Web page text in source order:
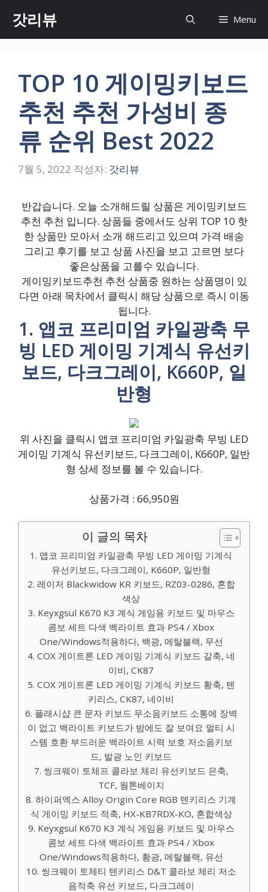
츠
갓리뷰 Menu
TOP 10 게이밍키보드
추천 추천 가성비 종
류 순위 Best 2022
7월 5, 2022 작성자: 갓리뷰
반갑습니다. 오늘 소개해드릴 상품은 게이밍키보드
추천 추천 입니다. 상품들 중에서도 상위 TOP 10 핫
한 상품만 모아서 소개 해드리고 있으며 가격 배송
그리고 후기를 보고 상품 사진을 보고 고르면 보다
좋은상품을 고를수 있습니다.
게이밍키보드추천 추천 상품중 원하는 상품명이 있
다면 아래 목차에서 클릭시 해당 상품으로 즉시 이동
됩니다.
1. 앱코 프리미엄 카일광축 무
빙 LED 게이밍 기계식 유선키
보드, 다크그레이, K660P, 일
반형
위 사진을 클릭시 앱코 프리미엄 카일광축 무빙 LED
게이밍 기계식 유선키보드, 다크그레이, K660P, 일반
형 상세 정보를 볼 수 있습니다.
상품가격 : 66,950원
이 글의 목차
1. 앱코 프리미엄 카일광축 무빙 LED 게이밍 기계식
유선키보드, 다크그레이, K660P, 일반형
2. 레이저 Blackwidow KR 키보드, RZ03-0286, 혼합
색상
3. Keyxgsul K670 K3 계식 게임용 키보드 및 마우스
콤보 세트 다색 백라이트 효과 PS4 / Xbox
One/Windows적용하다, 백광, 메탈블랙, 무선
4. COX 게이트론 LED 게이밍 기계식 키보드 갈축, 네
이비, CK87
5. COX 게이트론 LED 게이밍 기계식 키보드 황축, 텐
키리스, CK87, 네이비
6. 플래시샵 큰 문자 키보드 무소음키보드 소통에 장벽
이 없고 백라이트 키보드가 밤에도 잘 보여요 멀티 시
스템 호환 부드러운 백라이트 시력 보호 저소음키보
드, 발광 노인 키보드
7. 씽크웨이 토체프 콜라보 체리 유선키보드 은축,
TCF, 웜톤베이지
8. 하이퍼엑스 Alloy Origin Core RGB 텐키리스 기계
식 게이밍 키보드 적축, HX-KB7RDX-KO, 혼합색상
9. Keyxgsul K670 K3 계식 게임용 키보드 및 마우스
콤보 세트 다색 백라이트 효과 PS4 / Xbox
One/Windows적용하다, 황광, 메탈블랙, 유선
10. 씽크웨이 토체티 텐키리스 D&T 콜라보 체리 저소
음적축 유선 키보드, 다크그레이